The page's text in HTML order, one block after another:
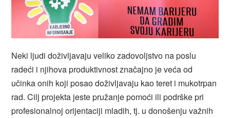
Neki ljudi doživljavaju veliko zadovoljstvo na poslu
radeći i njihova produktivnost značajno je veća od
učinka onih koji posao doživljavaju kao teret i mukotrpan
rad. Cilj projekta jeste pružanje pomoći ili podrške pri
profesionalnoj orijentaciji mladih, tj. u donošenju važnih